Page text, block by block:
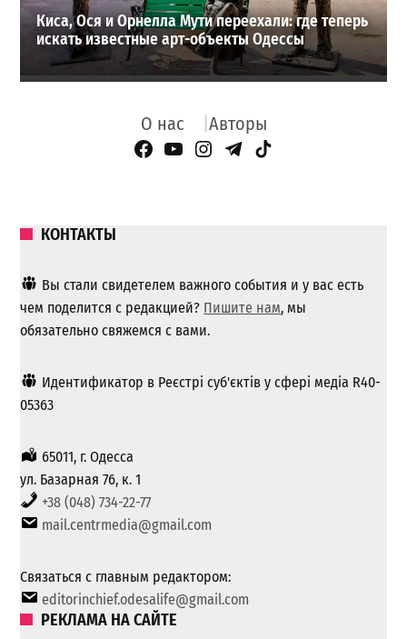
Киса, Ося и Орнелла Мути переехали: где теперь
искать известные арт-объекты Одессы
О нас Авторы
Facebook Page
YouTube
Instagram
Telegram
TikTok
КОНТАКТЫ
Вы стали свидетелем важного события и у вас есть
чем поделится с редакцией? Пишите нам, мы
обязательно свяжемся с вами.
Идентификатор в Реєстрі суб'єктів у сфері медіа R40-
05363
65011, г. Одесса
ул. Базарная 76, к. 1
+38 (048) 734-22-77
mail.centrmedia@gmail.com
Связаться с главным редактором:
editorinchief.odesalife@gmail.com
РЕКЛАМА НА САЙТЕ